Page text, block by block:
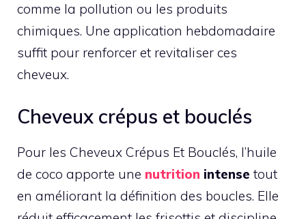
comme la pollution ou les produits
chimiques. Une application hebdomadaire
suffit pour renforcer et revitaliser ces
cheveux.
Cheveux crépus et bouclés
Pour les Cheveux Crépus Et Bouclés, l’huile
de coco apporte une nutrition intense tout
en améliorant la définition des boucles. Elle